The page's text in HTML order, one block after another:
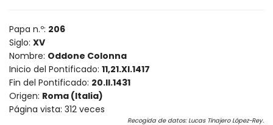
Papa n.º: 206
Siglo: XV
Nombre: Oddone Colonna
Inicio del Pontificado: 11,21.XI.1417
Fin del Pontificado: 20.II.1431
Origen: Roma (Italia)
Página vista: 312 veces
Recogida de datos: Lucas Tinajero López-Rey.